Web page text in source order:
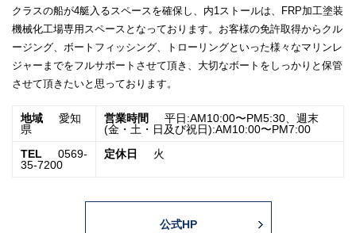
クラスの船が4艇入るスペースを確保し、内1ストールは、FRP加工塗装
機械化工場専用スペースとなっております。お客様の免許取得からクル
ージング、ボートフィッシング、トローリングといった様々なマリンレ
ジャーまでをフルサポートさせて頂き、大切なボートをしっかりと保管
させて頂きたいと思っております。
地域
愛知
県
営業時間
平日:AM10:00〜PM5:30、週末
(金・土・日及び祝日):AM10:00〜PM7:00
TEL
0569-
35-7200
定休日 火
公式HP